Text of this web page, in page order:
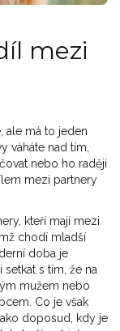
mezi
ale má to jeden
váháte nad tím,
nebo ho raději
mezi partnery
kteří mají mezi
chodí mladší
doba je
s tím, že na
mužem nebo
Co je však
doposud, kdy je